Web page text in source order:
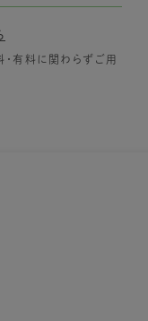
・有料に関わらずご用